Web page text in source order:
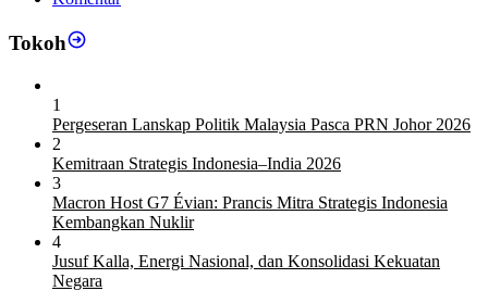
Tokoh
1
Pergeseran Lanskap Politik Malaysia Pasca PRN Johor 2026
2
Kemitraan Strategis Indonesia–India 2026
3
Macron Host G7 Évian: Prancis Mitra Strategis Indonesia
Kembangkan Nuklir
4
Jusuf Kalla, Energi Nasional, dan Konsolidasi Kekuatan
Negara